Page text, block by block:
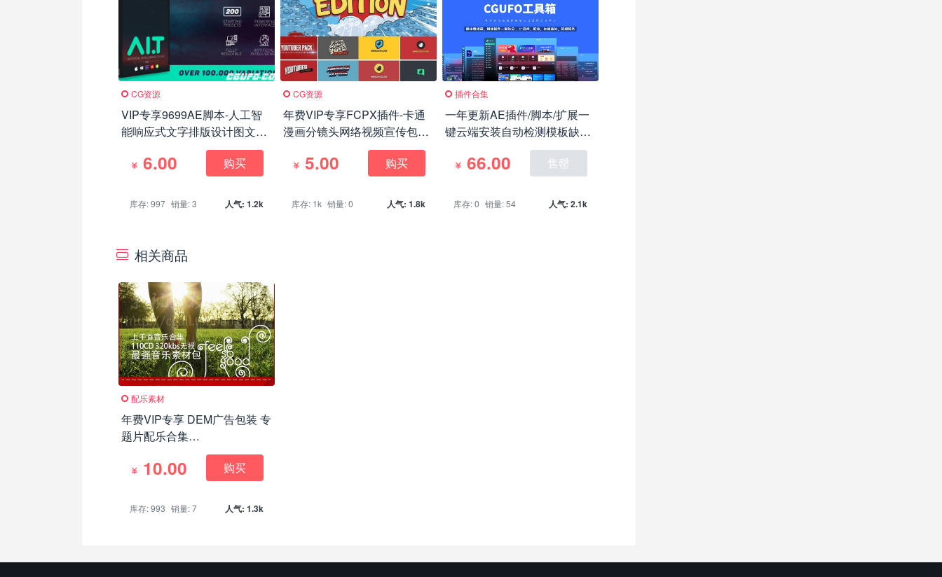
CG资源
VIP专享9699AE脚本-人工智
能响应式文字排版设计图文字
幕条动画+官网视频教程 完美
破解版6.00 购买
库存: 997 销量: 3 人气: 1.2k
CG资源
年费VIP专享FCPX插件-卡通
漫画分镜头网络视频宣传包装
5.00 购买
库存: 1k 销量: 0 人气: 1.8k
插件合集
一年更新AE插件/脚本/扩展一
键云端安装自动检测模板缺失
插件CGUFO工具箱上线
66.00 售罄
库存: 0 销量: 54 人气: 2.1k
相关商品
配乐素材
年费VIP专享 DEM广告包装 专
题片配乐合集
110CD(MP3+WAV)
10.00 购买
库存: 993 销量: 7 人气: 1.3k